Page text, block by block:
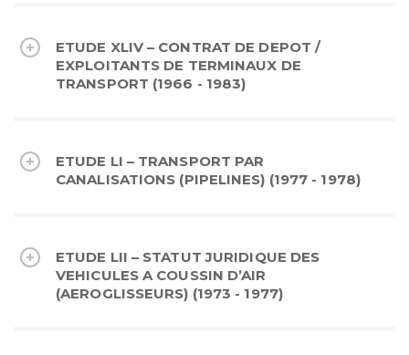
ETUDE XLIV – CONTRAT DE DEPOT /
EXPLOITANTS DE TERMINAUX DE
TRANSPORT (1966 - 1983)
ETUDE LI – TRANSPORT PAR
CANALISATIONS (PIPELINES) (1977 - 1978)
ETUDE LII – STATUT JURIDIQUE DES
VEHICULES A COUSSIN D’AIR
(AEROGLISSEURS) (1973 - 1977)